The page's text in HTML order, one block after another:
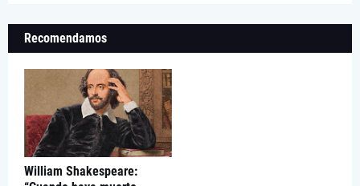
Recomendamos
William Shakespeare: